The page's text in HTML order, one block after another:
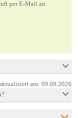
per E-Mail an
am:09.08.2026